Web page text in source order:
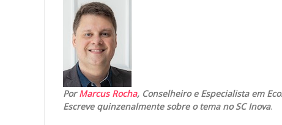
PorMarcus Rocha, Conselheiro e Especialista em
Escreve quinzenalmente sobre o tema no SC Inova.